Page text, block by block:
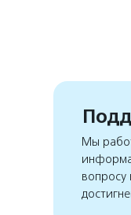
Мы
вопросу